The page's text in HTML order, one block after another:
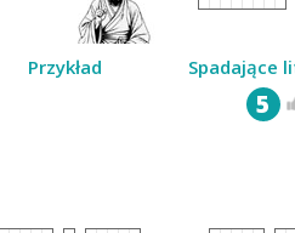
Przykład Spadające
5